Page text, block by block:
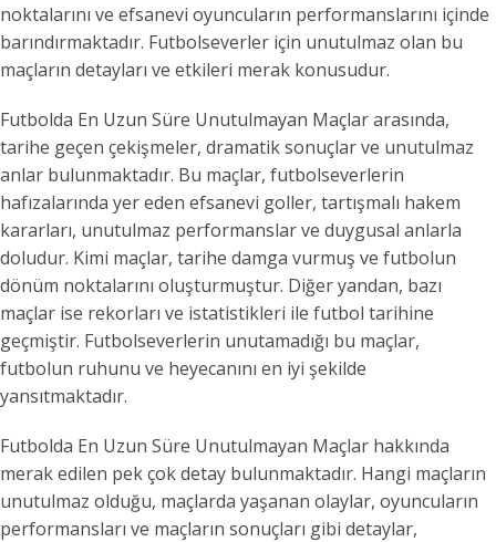
noktalarını ve efsanevi oyuncuların performanslarını içinde
barındırmaktadır. Futbolseverler için unutulmaz olan bu
maçların detayları ve etkileri merak konusudur.
Futbolda En Uzun Süre Unutulmayan Maçlar arasında,
tarihe geçen çekişmeler, dramatik sonuçlar ve unutulmaz
anlar bulunmaktadır. Bu maçlar, futbolseverlerin
hafızalarında yer eden efsanevi goller, tartışmalı hakem
kararları, unutulmaz performanslar ve duygusal anlarla
doludur. Kimi maçlar, tarihe damga vurmuş ve futbolun
dönüm noktalarını oluşturmuştur. Diğer yandan, bazı
maçlar ise rekorları ve istatistikleri ile futbol tarihine
geçmiştir. Futbolseverlerin unutamadığı bu maçlar,
futbolun ruhunu ve heyecanını en iyi şekilde
yansıtmaktadır.
Futbolda En Uzun Süre Unutulmayan Maçlar hakkında
merak edilen pek çok detay bulunmaktadır. Hangi maçların
unutulmaz olduğu, maçlarda yaşanan olaylar, oyuncuların
performansları ve maçların sonuçları gibi detaylar,